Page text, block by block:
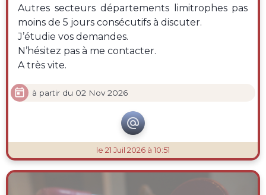
Autres secteurs départements limitrophes pas
moins de 5 jours consécutifs à discuter.
J’étudie vos demandes.
N’hésitez pas à me contacter.
A très vite.
 à partir du 02 Nov 2026

le 21 Juil 2026 à 10:51